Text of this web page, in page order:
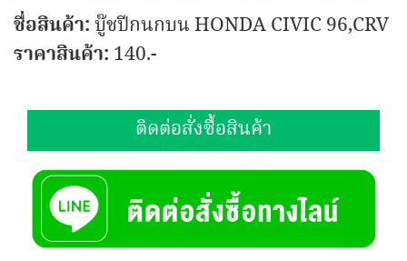
ชื่อสินค้า:บู๊ชปีกนกบน HONDA CIVIC 96,CRV
ราคาสินค้า: 140.-
ติดต่อสั่งซื้อสินค้า